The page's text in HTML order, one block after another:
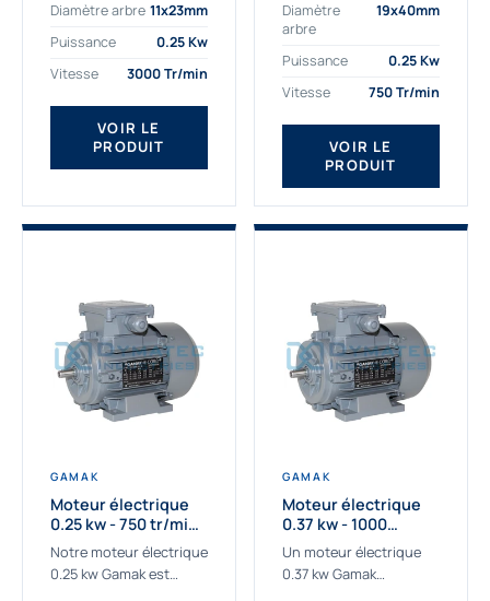
adaptée à tous types
de machines.
triphasé 0.25 Kw Gamak
à haut rendement...
Diamètre arbre 11x23mm
Puissance
0.25 Kw
Vitesse
3000 Tr/min
VOIR LE
PRODUIT
aux applications
sévères. Nous
déterminons,
fournissons
des moteurs
asynchrones depuis de
nombreuses années....
Diamètre
arbre
19x40mm
Puissance
0.25 Kw
Vitesse
750 Tr/min
VOIR LE
PRODUIT
GAMAK
Moteur électrique
0.25 kw - 750 tr/min -
230/400V - IE3
Notre moteur électrique
0.25 kw Gamak est
GAMAK
Moteur électrique
0.37 kw - 1000
Tr/min - 230/400V -
IE2
Un moteur électrique
0.37 kw Gamak